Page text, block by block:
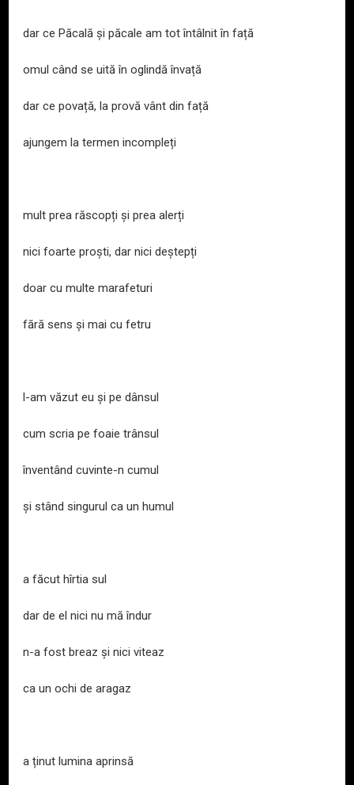
dar ce Păcală și păcale am tot întâlnit în față
omul când se uită în oglindă învață
dar ce povață, la provă vânt din față
ajungem la termen incompleți
mult prea răscopți și prea alerți
nici foarte proști, dar nici deștepți
doar cu multe marafeturi
fără sens și mai cu fetru
l-am văzut eu și pe dânsul
cum scria pe foaie trânsul
înventând cuvinte-n cumul
și stând singurul ca un humul
a făcut hîrtia sul
dar de el nici nu mă îndur
n-a fost breaz și nici viteaz
ca un ochi de aragaz
a ținut lumina aprinsă